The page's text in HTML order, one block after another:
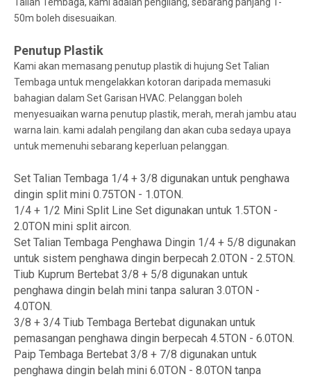
50m boleh disesuaikan.
Penutup Plastik
Kami akan memasang penutup plastik di hujung Set Talian
Tembaga untuk mengelakkan kotoran daripada memasuki
bahagian dalam Set Garisan HVAC. Pelanggan boleh
menyesuaikan warna penutup plastik, merah, merah jambu atau
warna lain. kami adalah pengilang dan akan cuba sedaya upaya
untuk memenuhi sebarang keperluan pelanggan.
Set Talian Tembaga 1/4 + 3/8 digunakan untuk penghawa
dingin split mini 0.75TON - 1.0TON.
1/4 + 1/2 Mini Split Line Set digunakan untuk 1.5TON -
2.0TON mini split aircon.
Set Talian Tembaga Penghawa Dingin 1/4 + 5/8 digunakan
untuk sistem penghawa dingin berpecah 2.0TON - 2.5TON.
Tiub Kuprum Bertebat 3/8 + 5/8 digunakan untuk
penghawa dingin belah mini tanpa saluran 3.0TON -
4.0TON.
3/8 + 3/4 Tiub Tembaga Bertebat digunakan untuk
pemasangan penghawa dingin berpecah 4.5TON - 6.0TON.
Paip Tembaga Bertebat 3/8 + 7/8 digunakan untuk
penghawa dingin belah mini 6.0TON - 8.0TON tanpa